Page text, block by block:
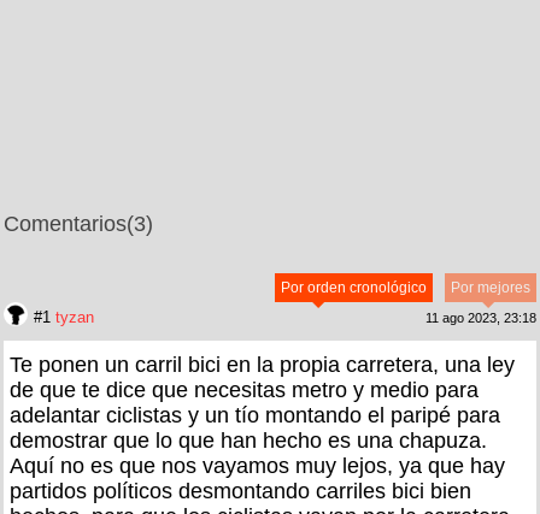
Comentarios(3)
Por mejores
Por orden cronológico
#1 tyzan 11 ago 2023, 23:18
Te ponen un carril bici en la propia carretera, una ley
de que te dice que necesitas metro y medio para
adelantar ciclistas y un tío montando el paripé para
demostrar que lo que han hecho es una chapuza.
Aquí no es que nos vayamos muy lejos, ya que hay
partidos políticos desmontando carriles bici bien